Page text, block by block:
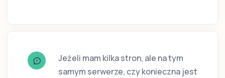
Jeżeli mam kilka stron, ale na tym
samym serwerze, czy konieczna jest